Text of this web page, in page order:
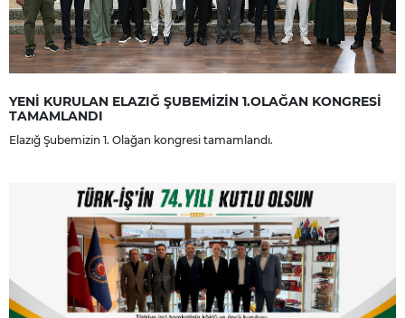
YENİ KURULAN ELAZIĞ ŞUBEMİZİN 1.OLAĞAN KONGRESİ
TAMAMLANDI
Elazığ Şubemizin 1. Olağan kongresi tamamlandı.